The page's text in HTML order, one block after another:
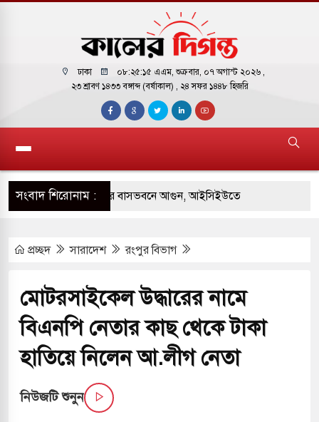
ঢাকা ০৮:২৫:১৬ এএম, শুক্রবার, ০৭ অগাস্ট ২০২৬ ,
২৩ শ্রাবণ ১৪৩৩ বঙ্গাব্দ (বর্ষাকাল) , ২৪ সফর ১৪৪৮ হিজরি
সংবাদ শিরোনাম :
পাকিস্তানি হাইকমিশনারের বাসভবনে আগুন, আইসিইউতে
হয়ে আসছে ‘স্পেশাল রেসপন্স ব্যাটালিয়ন
মুখোমুখি সংঘর্ষে ৯ জন নিহত
৬ শ্রমিক নিহত, আহত ১৫
প্রচ্ছদ সারাদেশ রংপুর বিভাগ
মোটরসাইকেল উদ্ধারের নামে
বিএনপি নেতার কাছ থেকে টাকা
হাতিয়ে নিলেন আ.লীগ নেতা
নিউজটি শুনুন